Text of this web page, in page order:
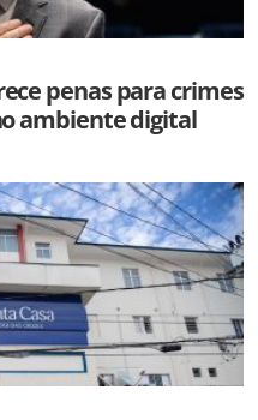
penas para crimes
ambiente digital